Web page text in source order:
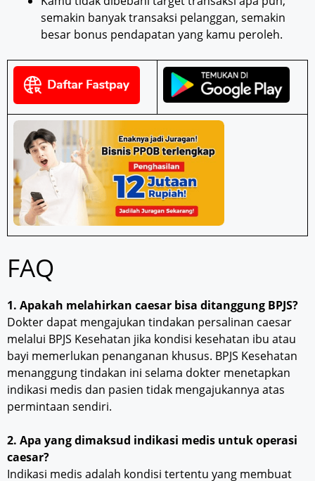
semakin banyak transaksi pelanggan, semakin
besar bonus pendapatan yang kamu peroleh.
FAQ
1. Apakah melahirkan caesar bisa ditanggung BPJS?
Dokter dapat mengajukan tindakan persalinan caesar
melalui BPJS Kesehatan jika kondisi kesehatan ibu atau
bayi memerlukan penanganan khusus. BPJS Kesehatan
menanggung tindakan ini selama dokter menetapkan
indikasi medis dan pasien tidak mengajukannya atas
permintaan sendiri.
2. Apa yang dimaksud indikasi medis untuk operasi
caesar?
Indikasi medis adalah kondisi tertentu yang membuat